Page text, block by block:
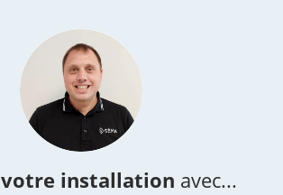
votre installation avec...